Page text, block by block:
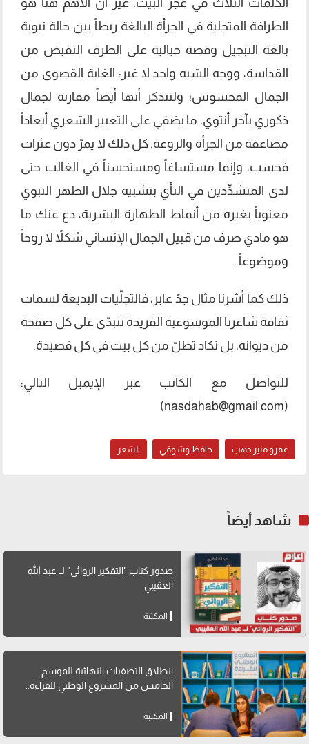
الطرافة المتجلية في الجرأة البالغة ربطاً بين حالة نبوية
بالغة التبجيل وقصة خيالية على الطرف النقيض من
القداسة، ووجه الشبه واحد لا غير: الغاية القصوى من
الجمال المحسوس؛ ولنتذكر أنها أيضاً مقارنة لجمال
ذكوري بآخر أنثوي، ما يضفي على التعبير الشعري أبعاداً
مضاعفة من الجرأة والروعة. كل ذلك لا يمرّ دون عثرات
فحسب، وإنما مستساغاً ومستحسناً في الغالب حتى
لدى المتشدِّدين في النأي بتشبيه جلال الطهر النبوي
معنوياً بغيره من أنماط الطهارة البشرية، دع عنك ما
هو مادي صرف من قبيل الجمال الإنساني شكلاً لا روحاً
وموضوعاً.
ذلك كما أشرنا مثال جدّ عابر، فالتجلّيات البديعة لسمات
ثقافة شاعرنا الموسوعية الفريدة تتبدّى على كل صفحة
من ديوانه، بل تكاد تطلّ من كل بيت في كل قصيدة.
للتواصل مع الكاتب عبر الإيميل التالي:
(
nasdahab@gmail.com
)
عمرو منير دهب حافظ وشوقي الشعر
شاهد أيضاً
صدور كتاب "التفكير الروائي" لــ عبد الله
العقيبي
المكتبة
انطلاق التصفيات النهائية للموسم
الخامس من المشروع الوطني للقراءة..
المكتبة